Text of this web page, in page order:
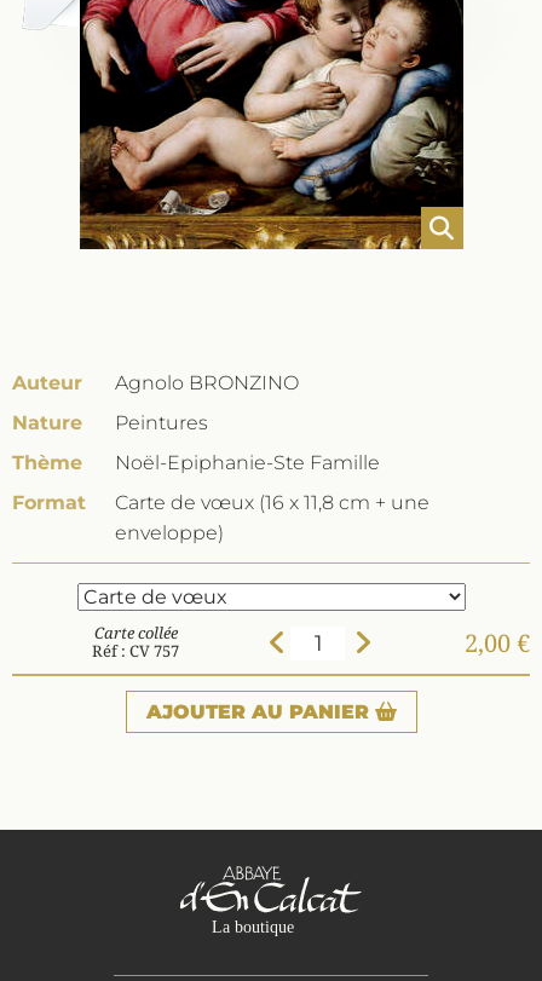
Auteur
Agnolo BRONZINO
Nature
Peintures
Thème
Noël-Epiphanie-Ste Famille
Format
Carte de vœux (16 x 11,8 cm + une
enveloppe)
Carte collée
Réf : CV 757
2,00 €
AJOUTER AU PANIER